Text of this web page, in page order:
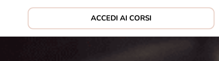
ACCEDI AI CORSI